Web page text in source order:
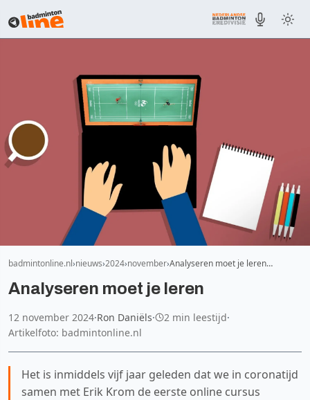
badmintonline.nl nieuws 2024 november Analyseren moet je leren…
Analyseren moet je leren
12 november 2024·Ron Daniëls· 2 min leestijd·
Artikelfoto: badmintonline.nl
Het is inmiddels vijf jaar geleden dat we in coronatijd
samen met Erik Krom de eerste online cursus